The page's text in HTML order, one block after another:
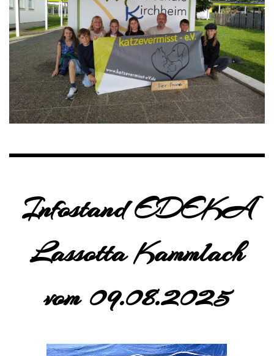
Infostand EDEKA
Lassotta Kammlach
vom 09.08.2025